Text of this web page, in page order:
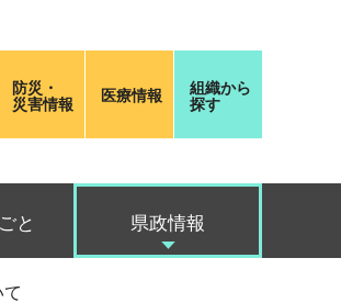
防災・
災害情報
医療情報
組織から
探す
と 県政情報